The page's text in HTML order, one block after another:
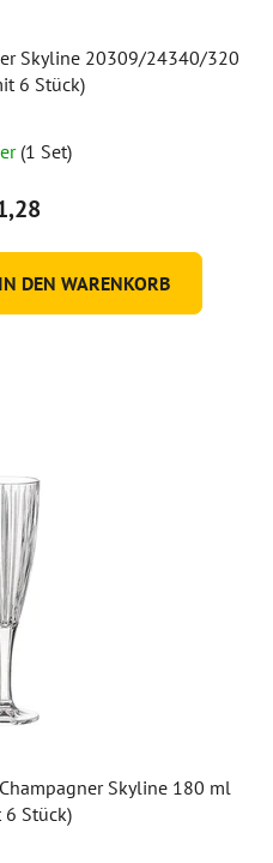
Skyline 20309/24340/320
6 Stück)
(1 Set)
IN DEN WARENKORB
Skyline 180 ml
6 Stück)